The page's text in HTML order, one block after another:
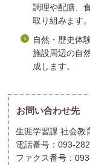
調理や配膳、
取り組みます。
自然・歴史体
施設周辺の自
成します。
お問い合わせ先
生涯学習課 社会教
電話番号：093-
ファクス番号：